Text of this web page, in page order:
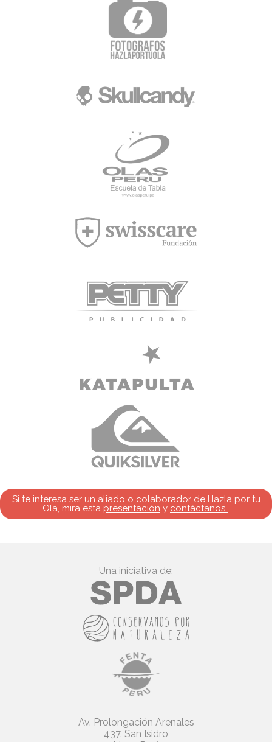
Si te interesa ser un aliado o colaborador de Hazla por tu
Ola, mira esta presentación y contáctanos .
Una iniciativa de:
Av. Prolongación Arenales
437. San Isidro